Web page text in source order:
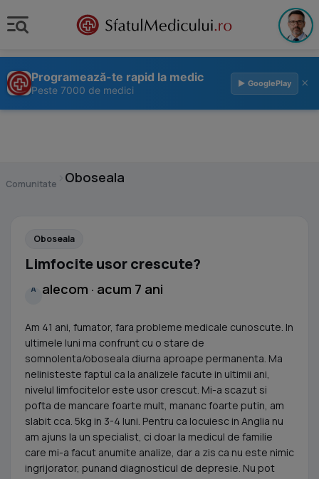
Programează-te rapid la medic
Peste 7000 de medici
▶ GooglePlay ×
Comunitate Oboseala
Oboseala
Limfocite usor crescute?
A alecom · acum 7 ani
Am 41 ani, fumator, fara probleme medicale cunoscute. In
ultimele luni ma confrunt cu o stare de
somnolenta/oboseala diurna aproape permanenta. Ma
nelinisteste faptul ca la analizele facute in ultimii ani,
nivelul limfocitelor este usor crescut. Mi-a scazut si
pofta de mancare foarte mult, mananc foarte putin, am
slabit cca. 5kg in 3-4 luni. Pentru ca locuiesc in Anglia nu
am ajuns la un specialist, ci doar la medicul de familie
care mi-a facut anumite analize, dar a zis ca nu este nimic
ingrijorator, punand diagnosticul de depresie. Nu pot